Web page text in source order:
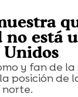
está
Unidos
y fan de la
posición de
norte.